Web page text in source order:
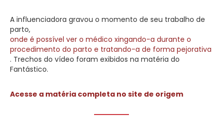
A influenciadora gravou o momento de seu trabalho de
parto,
onde é possível ver o médico xingando-a durante o
procedimento do parto e tratando-a de forma pejorativa
. Trechos do vídeo foram exibidos na matéria do
Fantástico.
Acesse a matéria completa no site de origem